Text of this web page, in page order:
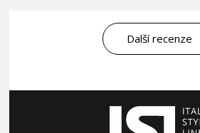
Další recenze